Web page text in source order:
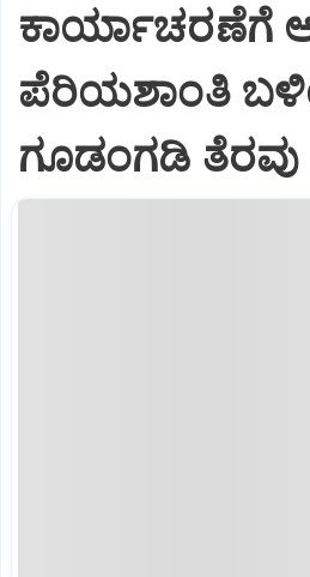
ಕಾರ್ಯಾಚರಣೆಗೆ
ಪೆರಿಯಶಾಂತಿ
ಗೂಡಂಗಡಿ ತೆರವು